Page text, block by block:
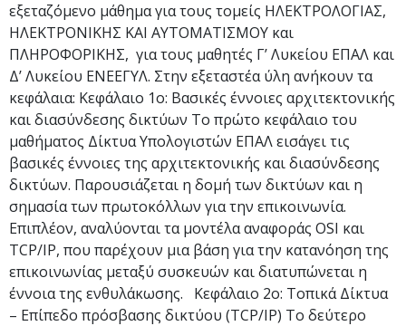
εξεταζόμενο μάθημα για τους τομείς ΗΛΕΚΤΡΟΛΟΓΙΑΣ,
ΗΛΕΚΤΡΟΝΙΚΗΣ ΚΑΙ ΑΥΤΟΜΑΤΙΣΜΟΥ και
ΠΛΗΡΟΦΟΡΙΚΗΣ, για τους μαθητές Γ’ Λυκείου ΕΠΑΛ και
Δ’ Λυκείου ΕΝΕΕΓΥΛ. Στην εξεταστέα ύλη ανήκουν τα
κεφάλαια: Κεφάλαιο 1ο: Βασικές έννοιες αρχιτεκτονικής
και διασύνδεσης δικτύων Το πρώτο κεφάλαιο του
μαθήματος Δίκτυα Υπολογιστών ΕΠΑΛ εισάγει τις
βασικές έννοιες της αρχιτεκτονικής και διασύνδεσης
δικτύων. Παρουσιάζεται η δομή των δικτύων και η
σημασία των πρωτοκόλλων για την επικοινωνία.
Επιπλέον, αναλύονται τα μοντέλα αναφοράς OSI και
TCP/IP, που παρέχουν μια βάση για την κατανόηση της
επικοινωνίας μεταξύ συσκευών και διατυπώνεται η
έννοια της ενθυλάκωσης. Κεφάλαιο 2ο: Τοπικά Δίκτυα
– Επίπεδο πρόσβασης δικτύου (TCP/IP) Το δεύτερο